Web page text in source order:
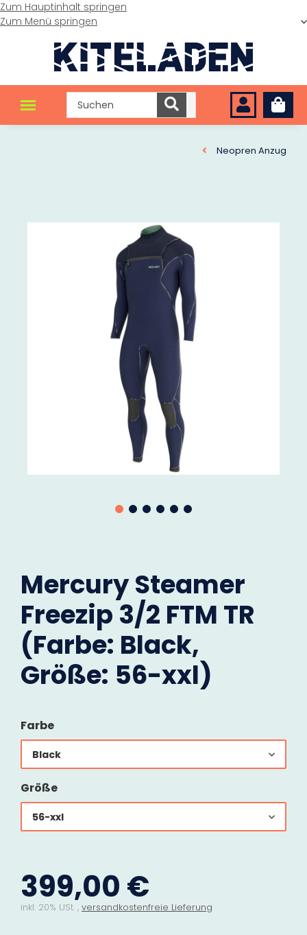
Zum Hauptinhalt springen
Zum Menü springen
Neopren Anzug
Mercury Steamer
Freezip 3/2 FTM TR
(Farbe: Black,
Größe: 56-xxl)
Farbe
Black
Größe
56-xxl
399,00 €
inkl. 20% USt. , versandkostenfreie Lieferung